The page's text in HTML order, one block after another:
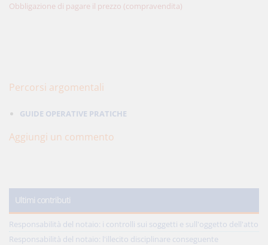
Obbligazione di pagare il prezzo (compravendita)
Percorsi argomentali
GUIDE OPERATIVE PRATICHE
Aggiungi un commento
Ultimi contributi
Responsabilità del notaio: i controlli sui soggetti e sull'oggetto dell'atto
Responsabilità del notaio: l'illecito disciplinare conseguente